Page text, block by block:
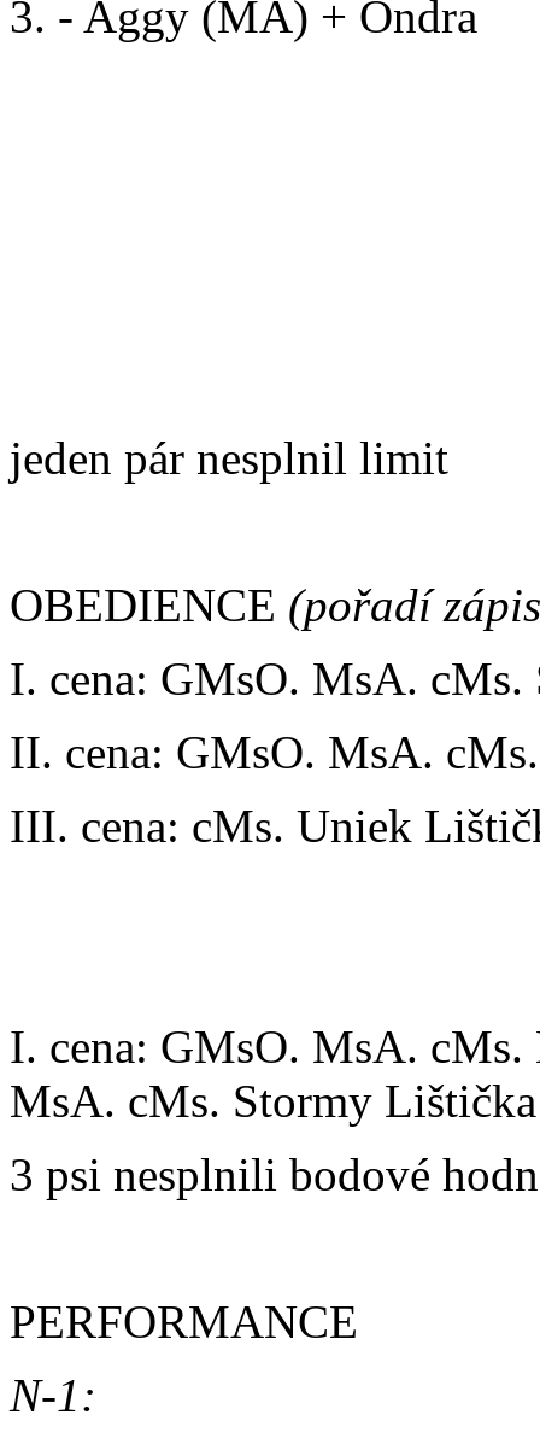
3. - Aggy (MA) + Ondra
jeden pár nesplnil limit
OBEDIENCE (pořadí
I. cena: GMsO. MsA.
II. cena: GMsO. MsA.
III. cena: cMs. Uniek
I. cena: GMsO. MsA.
MsA. cMs. Stormy
3 psi nesplnili bodové
PERFORMANCE
N-1: